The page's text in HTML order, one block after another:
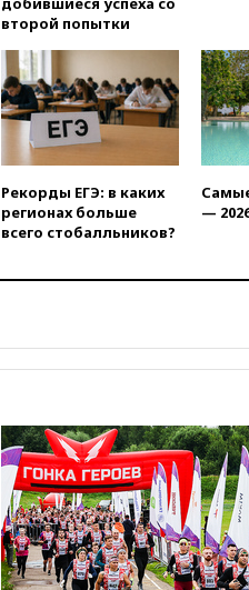
13:53
13:36
ABC
вооружений
крайне
Верховный
с выборов
президентом
13:09Суд
выселить из
12:51Россия
запустить
безвизовые
Вьетнама
12:36Экспорт
кофе из
рекордных
второй попытки
Рекорды ЕГЭ: в каких
регионах больше
всего стобалльников?
—